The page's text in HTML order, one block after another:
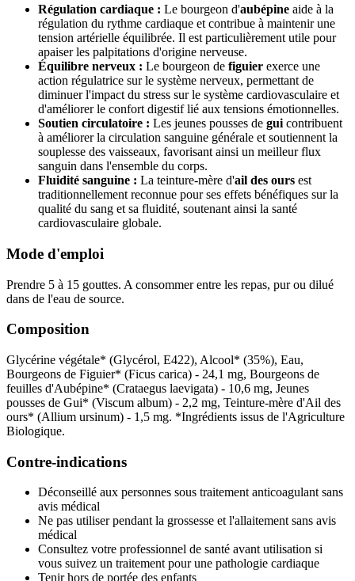
Régulation cardiaque : Le bourgeon d'aubépine aide à la
régulation du rythme cardiaque et contribue à maintenir une
tension artérielle équilibrée. Il est particulièrement utile pour
apaiser les palpitations d'origine nerveuse.
Équilibre nerveux : Le bourgeon de figuier exerce une
action régulatrice sur le système nerveux, permettant de
diminuer l'impact du stress sur le système cardiovasculaire et
d'améliorer le confort digestif lié aux tensions émotionnelles.
Soutien circulatoire : Les jeunes pousses de gui contribuent
à améliorer la circulation sanguine générale et soutiennent la
souplesse des vaisseaux, favorisant ainsi un meilleur flux
sanguin dans l'ensemble du corps.
Fluidité sanguine : La teinture-mère d'ail des ours est
traditionnellement reconnue pour ses effets bénéfiques sur la
qualité du sang et sa fluidité, soutenant ainsi la santé
cardiovasculaire globale.
Mode d'emploi
Prendre 5 à 15 gouttes. A consommer entre les repas, pur ou dilué
dans de l'eau de source.
Composition
Glycérine végétale* (Glycérol, E422), Alcool* (35%), Eau,
Bourgeons de Figuier* (Ficus carica) - 24,1 mg, Bourgeons de
feuilles d'Aubépine* (Crataegus laevigata) - 10,6 mg, Jeunes
pousses de Gui* (Viscum album) - 2,2 mg, Teinture-mère d'Ail des
ours* (Allium ursinum) - 1,5 mg. *Ingrédients issus de l'Agriculture
Biologique.
Contre-indications
Déconseillé aux personnes sous traitement anticoagulant sans
avis médical
Ne pas utiliser pendant la grossesse et l'allaitement sans avis
médical
Consultez votre professionnel de santé avant utilisation si
vous suivez un traitement pour une pathologie cardiaque
Tenir hors de portée des enfants